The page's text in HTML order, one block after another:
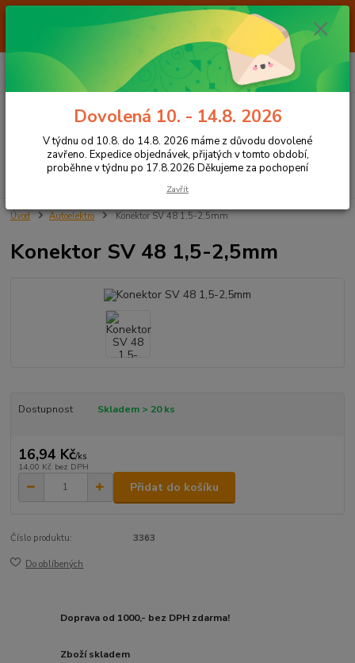
Od 7.8. do 14.8. 2026 máme z důvodu dovolené ZAVŘENO. Expedice
objednávek, přijatých v tomto období, proběhne v týdnu po 17.8.2026
Děkujeme za pochopení
CZK
Hledat
+420 605 283 713
za0,00 Kč
Úvod Autoelektro Konektor SV 48 1,5-2,5mm
Konektor SV 48 1,5-2,5mm
Dostupnost Skladem > 20 ks
16,94 Kč/ks
14,00 Kč bez DPH
Přidat do košíku
Číslo produktu: 3363
Do oblíbených
Doprava od 1000,- bez DPH zdarma!
Zboží skladem
Dovolená 10. - 14.8. 2026
V týdnu od 10.8. do 14.8. 2026 máme z důvodu dovolené
zavřeno. Expedice objednávek, přijatých v tomto období,
proběhne v týdnu po 17.8.2026 Děkujeme za pochopení
Zavřít